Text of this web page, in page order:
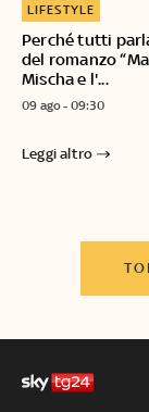
Perché tutti
del romanzo
Mischa e l'...
LIFESTYLE
09 ago - 09:30
Leggi altro